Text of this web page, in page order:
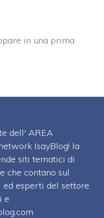
in una prima
dell' AREA
IsayBlog! la
siti tematici di
che contano sul
esperti del settore.
e